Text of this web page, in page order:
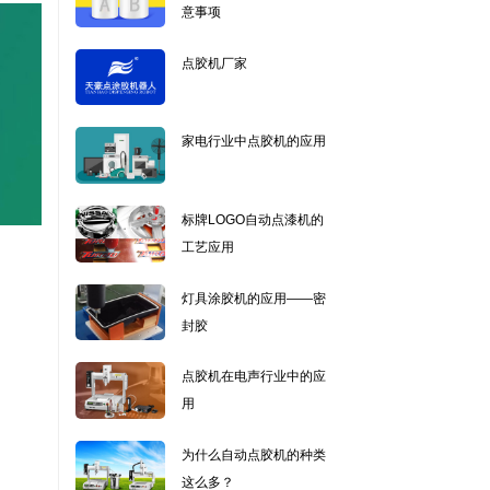
意事项
点胶机厂家
家电行业中点胶机的应用
标牌LOGO自动点漆机的
工艺应用
灯具涂胶机的应用——密
封胶
点胶机在电声行业中的应
用
为什么自动点胶机的种类
这么多？